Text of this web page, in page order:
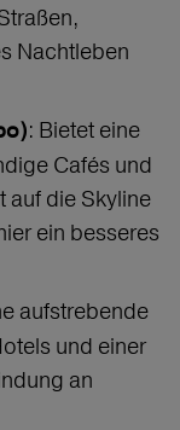
Nachtleben
: Bietet eine
Cafés und
auf die Skyline
ein besseres
aufstrebende
und einer
an